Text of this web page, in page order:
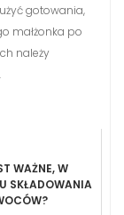
gotowania,
małżonka po
należy
WAŻNE, W
SKŁADOWANIA